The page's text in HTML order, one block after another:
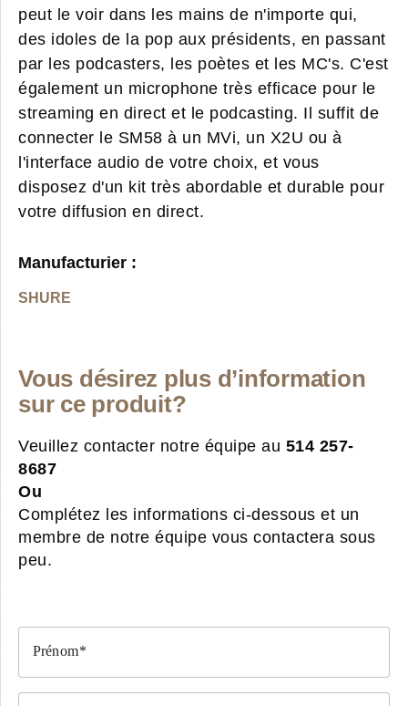
peut le voir dans les mains de n'importe qui,
des idoles de la pop aux présidents, en passant
par les podcasters, les poètes et les MC's. C'est
également un microphone très efficace pour le
streaming en direct et le podcasting. Il suffit de
connecter le SM58 à un MVi, un X2U ou à
l'interface audio de votre choix, et vous
disposez d'un kit très abordable et durable pour
votre diffusion en direct.
Manufacturier :
SHURE
Vous désirez plus d’information
sur ce produit?
Veuillez contacter notre équipe au 514 257-
8687
Ou
Complétez les informations ci-dessous et un
membre de notre équipe vous contactera sous
peu.
Prénom